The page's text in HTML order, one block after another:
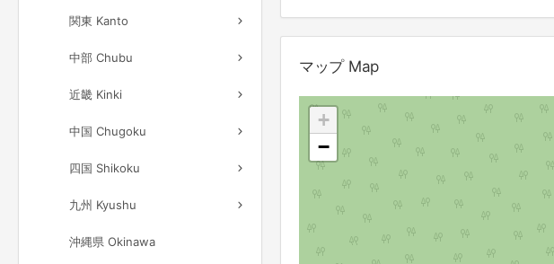
関東 Kanto
中部 Chubu
近畿 Kinki
中国 Chugoku
四国 Shikoku
九州 Kyushu
沖縄県 Okinawa
マップ Map
+
−